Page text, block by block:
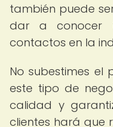
también puede
dar a conocer
contactos en la
No subestimes
este tipo de
calidad y
clientes hará que